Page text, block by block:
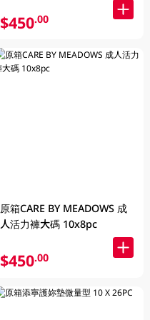
$450.00
原箱CARE BY MEADOWS 成
人活力褲大碼 10x8pc
$450.00